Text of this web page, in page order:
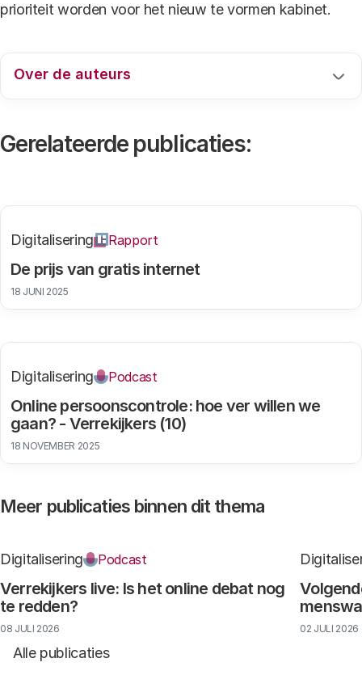
prioriteit worden voor het nieuw te vormen kabinet.
Over de auteurs
Onderzoekscoördinator
Onderzoeker
Lees meer
Dit opinieartikel verscheen eerder in
en is geschreven door Francisca Wals en
Linda Kool. Meer weten over dit artikel of De prijs van
gratis internet? Contacteer dan Francisca en/of Linda.
Gerelateerde publicaties:
De prijs van gratis internet
Digitalisering Rapport
18 JUNI 2025
Online persoonscontrole: hoe ver willen we
gaan? - Verrekijkers (10)
Digitalisering Podcast
18 NOVEMBER 2025
Meer publicaties binnen dit thema
Alle publicaties
Verrekijkers live: Is het online debat nog
te redden?
Digitalisering Podcast
08 JULI 2026 02 JULI 2026